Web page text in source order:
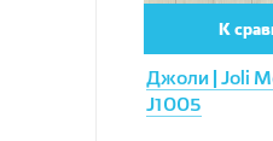
Джоли | Joli
J1005
К